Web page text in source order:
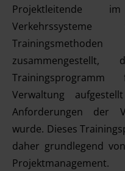
Projektleitende
Verwaltung
Anforderungen der
wurde. Dieses
daher grundlegend